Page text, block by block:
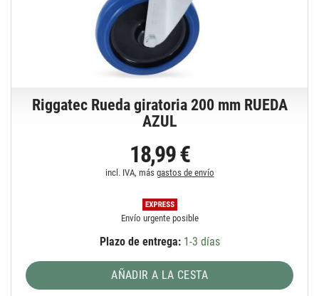
Riggatec Rueda giratoria 200 mm RUEDA
AZUL
18,99 €
incl. IVA, más gastos de envío
Envío urgente posible
Plazo de entrega:1-3 días
AÑADIR A LA CESTA